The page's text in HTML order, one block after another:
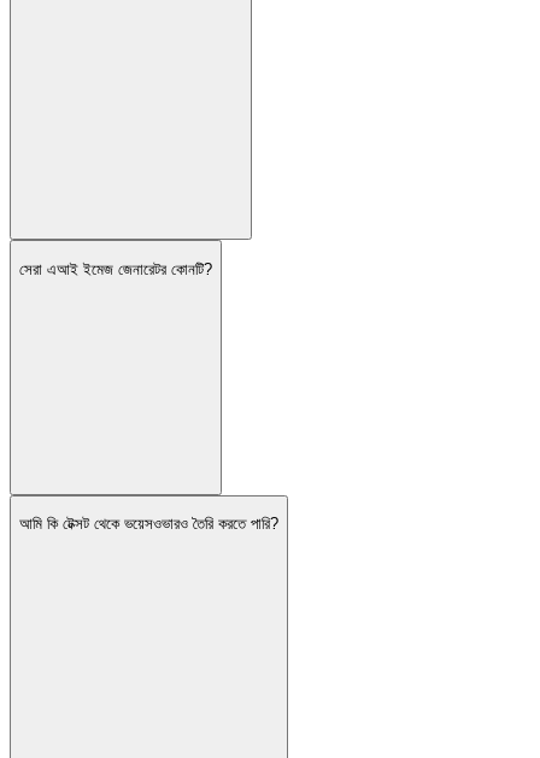
সেরা এআই ইমেজ জেনারেটর কোনটি?
আমি কি টেক্সট থেকে ভয়েসওভারও তৈরি করতে পারি?